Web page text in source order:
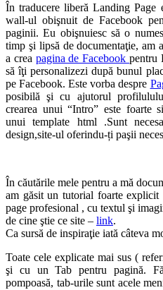
În traducere liberă Landing Page
wall-ul obişnuit de Facebook
paginii. Eu obişnuiesc să o
timp şi lipsă de documentaţie,
a crea pagina de Facebookpentru
să îţi personalizezi după bunul
pe Facebook. Este vorba despre
posibilă şi cu ajutorul
crearea unui “Intro” este foarte
unui template html .Sunt
design,site-ul oferindu-ți paşii
În căutările mele pentru a mă
am găsit un tutorial foarte
page profesional , cu textul şi
de cine ştie ce site – link.
Ca sursă de inspiraţie iată câteva
Toate cele explicate mai sus (
şi cu un Tab pentru pagină.
pompoasă, tab-urile sunt acele